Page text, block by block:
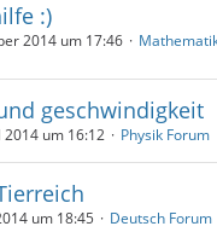
:)
2014 um 17:46
geschwindigkeit
2014 um 16:12 Physik Forum
um 18:45 Deutsch Forum